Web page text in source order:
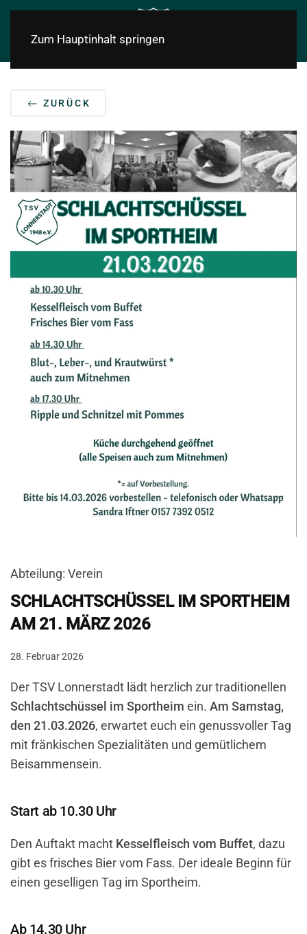
Zum Hauptinhalt springen
ZURÜCK
Abteilung: Verein
SCHLACHTSCHÜSSEL IM SPORTHEIM
AM 21. MÄRZ 2026
28. Februar 2026
Der TSV Lonnerstadt lädt herzlich zur traditionellen
Schlachtschüssel im Sportheim ein. Am Samstag,
den 21.03.2026, erwartet euch ein genussvoller Tag
mit fränkischen Spezialitäten und gemütlichem
Beisammensein.
Start ab 10.30 Uhr
Den Auftakt macht Kesselfleisch vom Buffet, dazu
gibt es frisches Bier vom Fass. Der ideale Beginn für
einen geselligen Tag im Sportheim.
Ab 14.30 Uhr